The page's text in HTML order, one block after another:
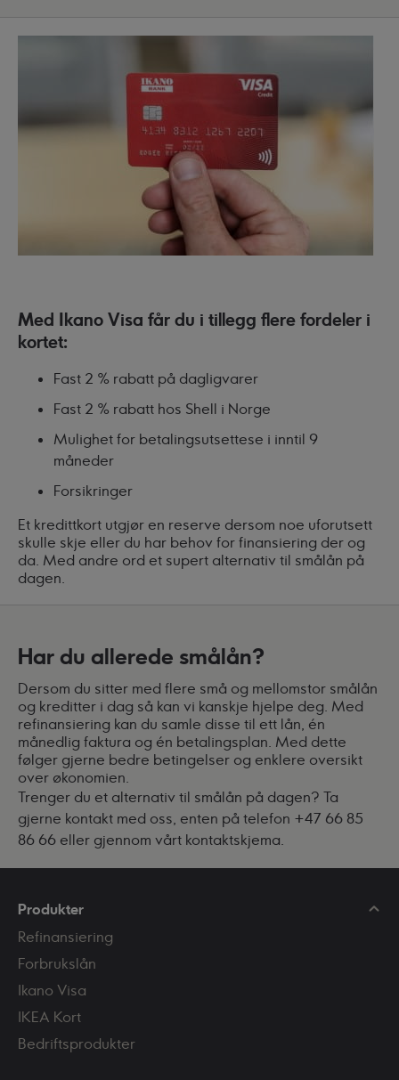
Med Ikano Visa får du i tillegg flere fordeler i
kortet:
Fast 2 % rabatt på dagligvarer
Fast 2 % rabatt hos Shell i Norge
Mulighet for betalingsutsettese i inntil 9
måneder
Forsikringer
Et kredittkort utgjør en reserve dersom noe uforutsett
skulle skje eller du har behov for finansiering der og
da. Med andre ord et supert alternativ til smålån på
dagen.
Har du allerede smålån?
Dersom du sitter med flere små og mellomstor smålån
og kreditter i dag så kan vi kanskje hjelpe deg. Med
refinansiering kan du samle disse til ett lån, én
månedlig faktura og én betalingsplan. Med dette
følger gjerne bedre betingelser og enklere oversikt
over økonomien.
Trenger du et alternativ til smålån på dagen? Ta
gjerne kontakt med oss, enten på telefon +47 66 85
86 66 eller gjennom vårt kontaktskjema
Produkter
Refinansiering
Forbrukslån
Ikano Visa
IKEA Kort
Bedriftsprodukter